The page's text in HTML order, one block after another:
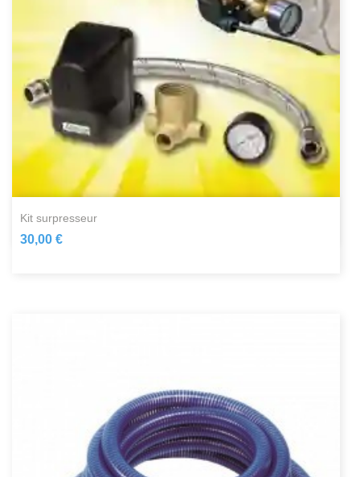
kit surpresseur
30,00 €